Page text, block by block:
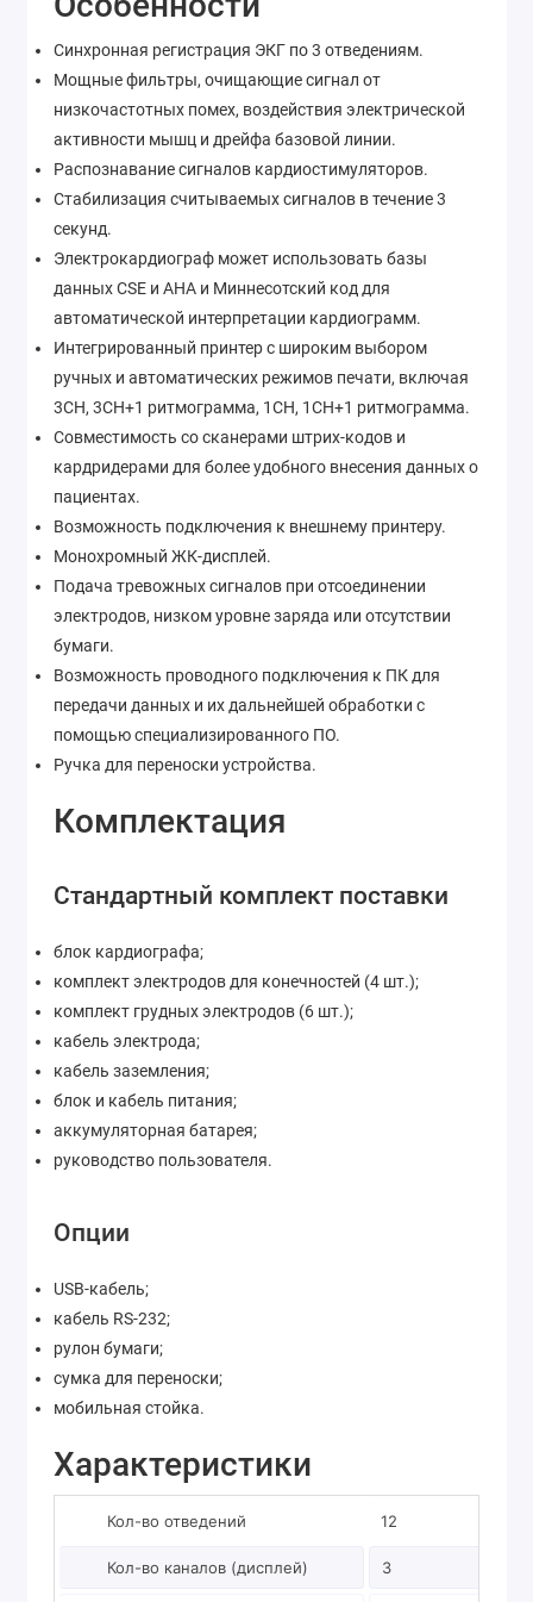
Синхронная регистрация ЭКГ по 3 отведениям.
Мощные фильтры, очищающие сигнал от
низкочастотных помех, воздействия электрической
активности мышц и дрейфа базовой линии.
Распознавание сигналов кардиостимуляторов.
Стабилизация считываемых сигналов в течение 3
секунд.
Электрокардиограф может использовать базы
данных CSE и AHA и Миннесотский код для
автоматической интерпретации кардиограмм.
Интегрированный принтер с широким выбором
ручных и автоматических режимов печати, включая
3CH, 3CH+1 ритмограмма, 1CH, 1CH+1 ритмограмма.
Совместимость со сканерами штрих-кодов и
кардридерами для более удобного внесения данных о
пациентах.
Возможность подключения к внешнему принтеру.
Монохромный ЖК-дисплей.
Подача тревожных сигналов при отсоединении
электродов, низком уровне заряда или отсутствии
бумаги.
Возможность проводного подключения к ПК для
передачи данных и их дальнейшей обработки с
помощью специализированного ПО.
Ручка для переноски устройства.
Комплектация
Стандартный комплект поставки
блок кардиографа;
комплект электродов для конечностей (4 шт.);
комплект грудных электродов (6 шт.);
кабель электрода;
кабель заземления;
блок и кабель питания;
аккумуляторная батарея;
руководство пользователя.
Опции
USB-кабель;
кабель RS-232;
рулон бумаги;
сумка для переноски;
мобильная стойка.
Характеристики
Кол-во отведений 12
Кол-во каналов (дисплей) 3